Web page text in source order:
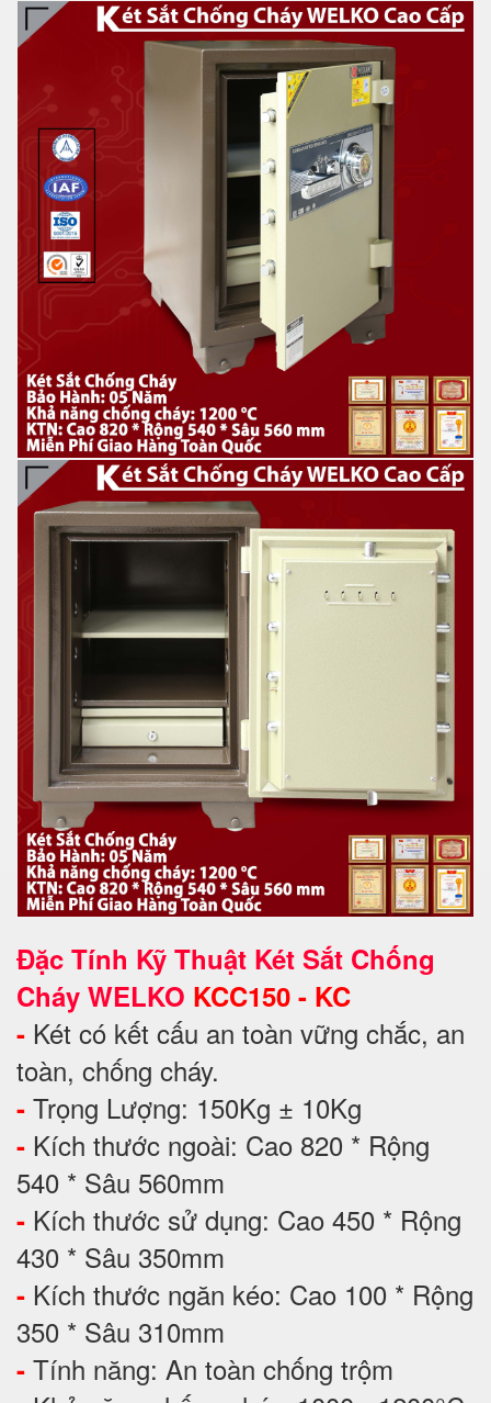
Đặc Tính Kỹ Thuật Két Sắt Chống
Cháy WELKO KCC150 - KC
- Két có kết cấu an toàn vững chắc, an
toàn, chống cháy.
- Trọng Lượng: 150Kg ± 10Kg
- Kích thước ngoài: Cao 820 * Rộng
540 * Sâu 560mm
- Kích thước sử dụng: Cao 450 * Rộng
430 * Sâu 350mm
- Kích thước ngăn kéo: Cao 100 * Rộng
350 * Sâu 310mm
- Tính năng: An toàn chống trộm